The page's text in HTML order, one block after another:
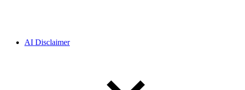
AI Disclaimer